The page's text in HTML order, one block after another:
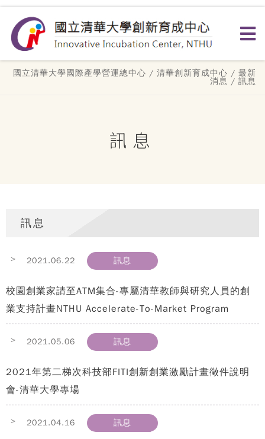
國立清華大學國際產學營運總中心 / 清華創新育成中心 / 最新
消息 / 訊息
訊息
訊息
> 2021.06.22 訊息
校園創業家請至ATM集合-專屬清華教師與研究人員的創
業支持計畫NTHU Accelerate-To-Market Program
> 2021.05.06 訊息
2021年第二梯次科技部FITI創新創業激勵計畫徵件說明
會-清華大學專場
> 2021.04.16 訊息